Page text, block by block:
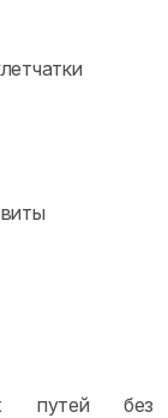
путей без